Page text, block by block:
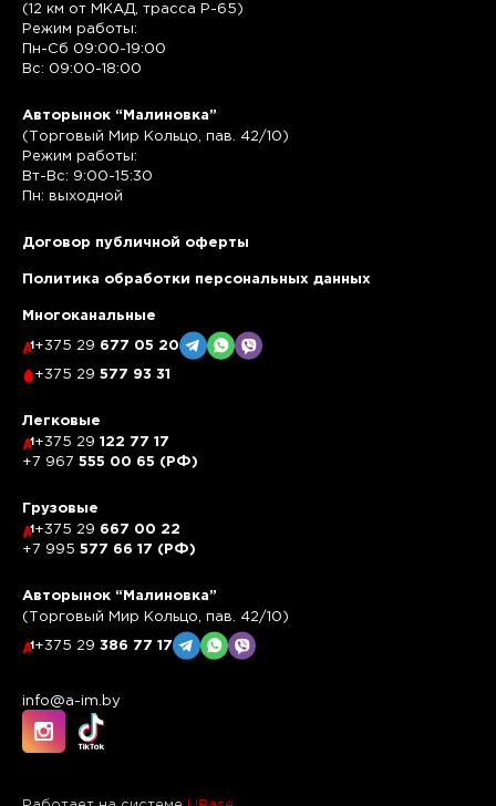
(12 км от МКАД, трасса P-65)
Режим работы:
Пн-Сб 09:00-19:00
Вс: 09:00-18:00
Авторынок “Малиновка”
(Торговый Мир Кольцо, пав. 42/10)
Режим работы:
Вт-Вс: 9:00-15:30
Пн: выходной
Договор публичной оферты
Политика обработки персональных данных
Многоканальные
+375 29 677 05 20
+375 29 577 93 31
Легковые
+375 29 122 77 17
+7 967 555 00 65 (РФ)
Грузовые
+375 29 667 00 22
+7 995 577 66 17 (РФ)
Авторынок “Малиновка”
(Торговый Мир Кольцо, пав. 42/10)
+375 29 386 77 17
info@a-im.by